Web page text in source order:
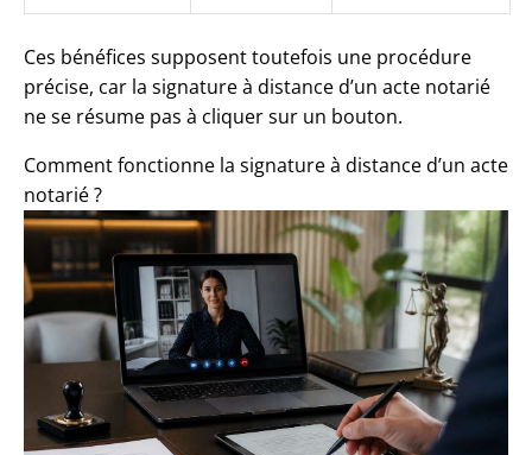
Ces bénéfices supposent toutefois une procédure
précise, car la signature à distance d’un acte notarié
ne se résume pas à cliquer sur un bouton.
Comment fonctionne la signature à distance d’un acte
notarié ?